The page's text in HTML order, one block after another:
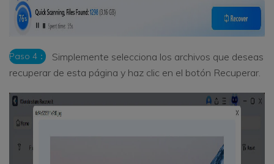
Paso 4：
Simplemente selecciona los archivos que deseas
recuperar de esta página y haz clic en el botón Recuperar.